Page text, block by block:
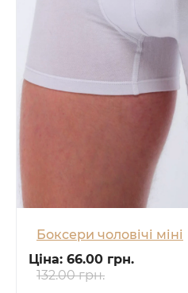
Боксери чоловічі міні
Ціна: 66.00 грн.
132.00 грн.